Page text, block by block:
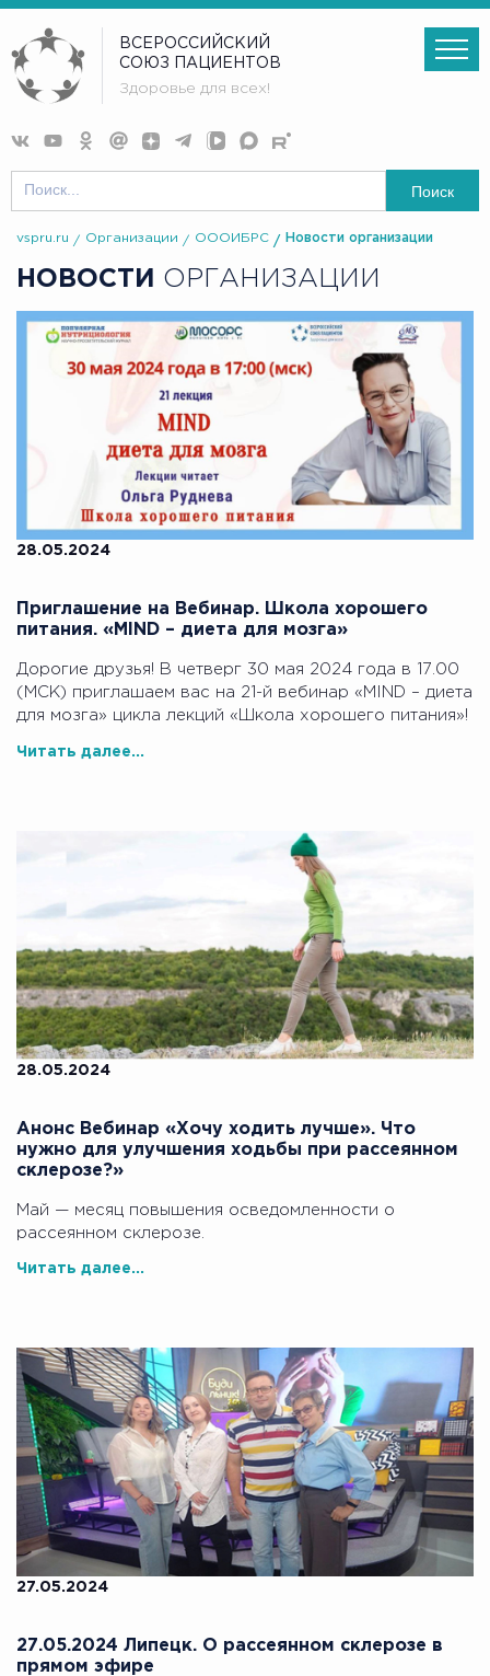
ВСЕРОССИЙСКИЙ
СОЮЗ ПАЦИЕНТОВ
Здоровье для всех!
Поиск
vspru.ru Организации ОООИБРС Новости организации
НОВОСТИ ОРГАНИЗАЦИИ
28.05.2024
Приглашение на Вебинар. Школа хорошего
питания. «MIND – диета для мозга»
Дорогие друзья! В четверг 30 мая 2024 года в 17.00
(МСК) приглашаем вас на 21-й вебинар «MIND – диета
для мозга» цикла лекций «Школа хорошего питания»!
Читать далее...
28.05.2024
Анонс Вебинар «Хочу ходить лучше». Что
нужно для улучшения ходьбы при рассеянном
склерозе?»
Май — месяц повышения осведомленности о
рассеянном склерозе.
Читать далее...
27.05.2024
27.05.2024 Липецк. О рассеянном склерозе в
прямом эфире